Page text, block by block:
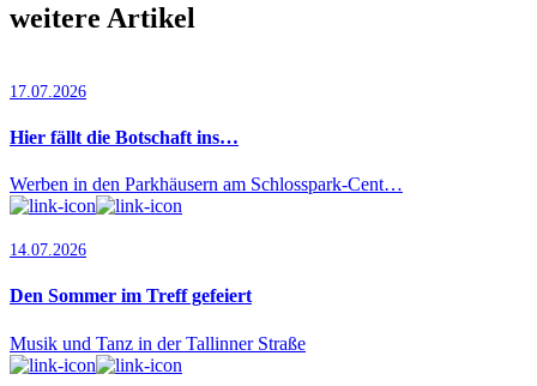
weitere Artikel
17.07.2026
Hier fällt die Botschaft ins…
Werben in den Parkhäusern am Schlosspark-Cent…
14.07.2026
Den Sommer im Treff gefeiert
Musik und Tanz in der Tallinner Straße